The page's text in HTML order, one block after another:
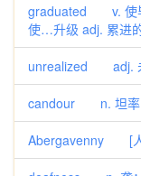
graduated v. 使毕
使…升级 adj. 累进
unrealized adj.
candour n. 坦率,
Abergavenny [人